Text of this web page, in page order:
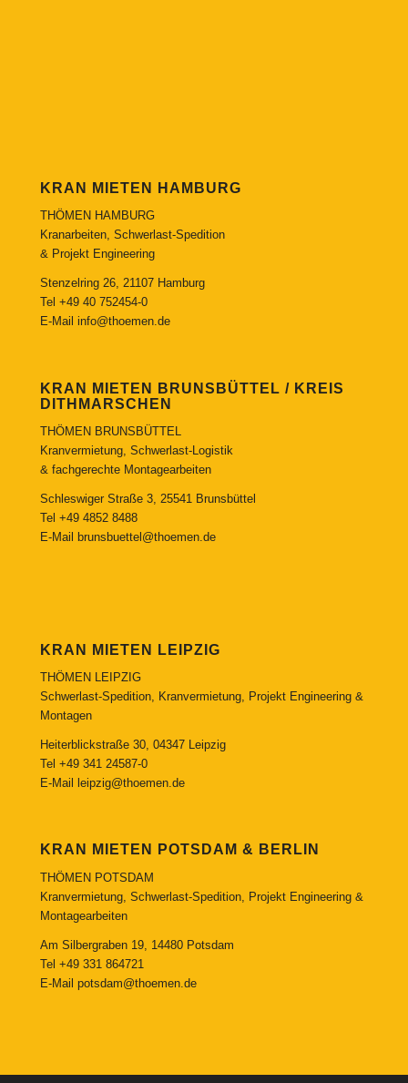
KRAN MIETEN HAMBURG
THÖMEN HAMBURG
Kranarbeiten, Schwerlast-Spedition
& Projekt Engineering
Stenzelring 26, 21107 Hamburg
Tel +49 40 752454-0
E-Mail info@thoemen.de
KRAN MIETEN BRUNSBÜTTEL / KREIS
DITHMARSCHEN
THÖMEN BRUNSBÜTTEL
Kranvermietung, Schwerlast-Logistik
& fachgerechte Montagearbeiten
Schleswiger Straße 3, 25541 Brunsbüttel
Tel +49 4852 8488
E-Mail
brunsbuettel@thoemen.de
KRAN MIETEN LEIPZIG
THÖMEN LEIPZIG
Schwerlast-Spedition, Kranvermietung, Projekt Engineering &
Montagen
Heiterblickstraße 30, 04347 Leipzig
Tel +49 341 24587-0
E-Mail
leipzig@thoemen.de
KRAN MIETEN POTSDAM & BERLIN
THÖMEN POTSDAM
Kranvermietung, Schwerlast-Spedition, Projekt Engineering &
Montagearbeiten
Am Silbergraben 19, 14480 Potsdam
Tel +49 331 864721
E-Mail potsdam@thoemen.de